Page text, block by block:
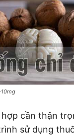
cần thận
sử dụng